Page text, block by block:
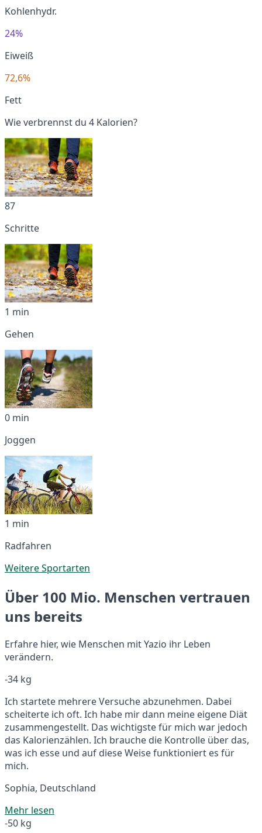
Kohlenhydr.
24%
Eiweiß
72,6%
Fett
Wie verbrennst du 4 Kalorien?
87
Schritte
1 min
Gehen
0 min
Joggen
1 min
Radfahren
Weitere Sportarten
Über 100 Mio. Menschen vertrauen
uns bereits
Erfahre hier, wie Menschen mit Yazio ihr Leben
verändern.
-34 kg
Ich startete mehrere Versuche abzunehmen. Dabei
scheiterte ich oft. Ich habe mir dann meine eigene Diät
zusammengestellt. Das wichtigste für mich war jedoch
das Kalorienzählen. Ich brauche die Kontrolle über das,
was ich esse und auf diese Weise funktioniert es für
mich.
Sophia, Deutschland
Mehr lesen
-50 kg